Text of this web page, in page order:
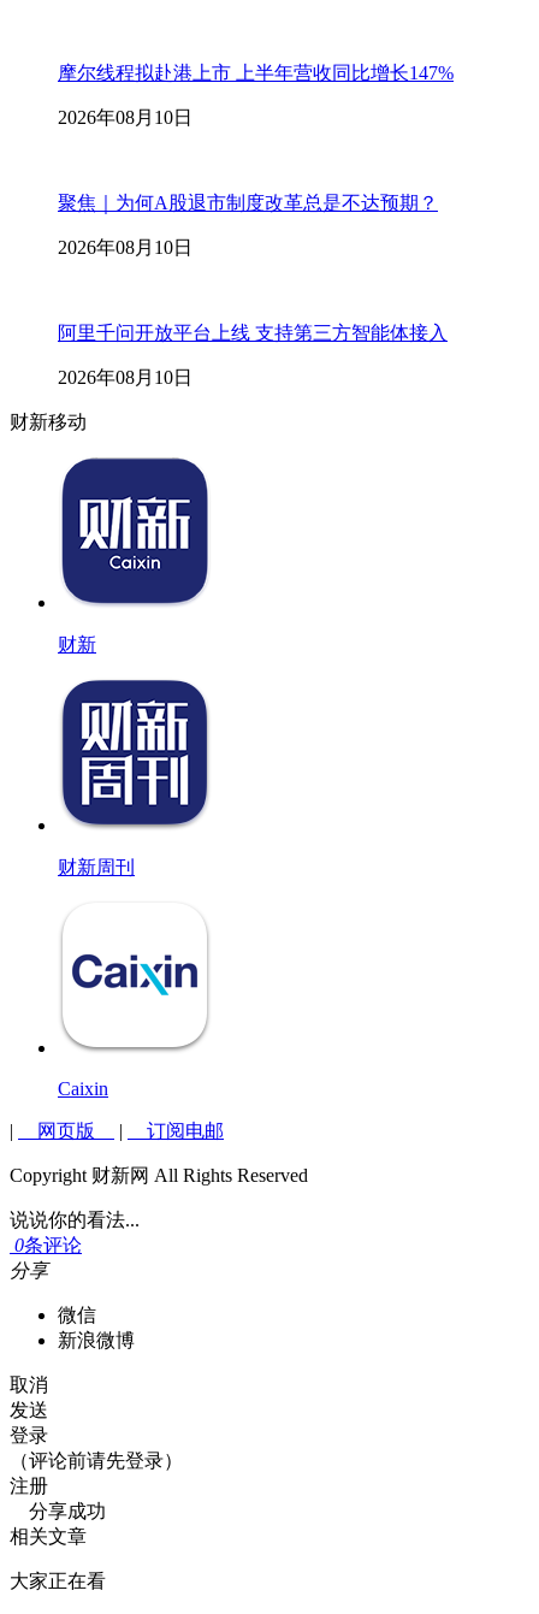
摩尔线程拟赴港上市 上半年营收同比增长147%
2026年08月10日
聚焦｜为何A股退市制度改革总是不达预期？
2026年08月10日
阿里千问开放平台上线 支持第三方智能体接入
2026年08月10日
财新移动
财新
财新周刊
Caixin
| 网页版 | 订阅电邮
Copyright 财新网 All Rights Reserved
说说你的看法...
0条评论
分享
微信
新浪微博
取消
发送
登录
（评论前请先登录）
注册
分享成功
相关文章
大家正在看